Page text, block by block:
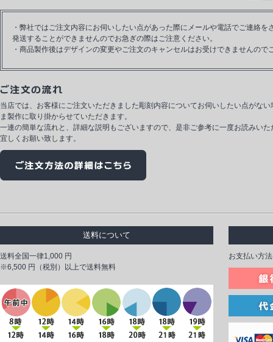
・弊社ではご注文内容にお伺いしたい点があった際にメールや電話でご連絡
発送することができませんのでお急ぎの際はご注意ください。
・商品製作後はデザインの変更やご注文のキャンセルはお受けできませんので
当店では、お客様にご注文いただきました彫刻内容についてお伺いしたい点がな
ま製作に取り掛からせていただきます。
一連の簡単な流れと、詳細な説明もございますので、是非ご参考に一度お読みいた
宜しくお願い致します。
送料について
送料全国一律1,000 円
※6,500 円（税別）以上で送料無料
お支払い方